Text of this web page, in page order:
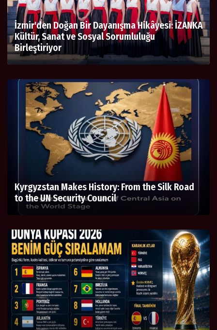
İzmir'den Doğan Bir Dayanışma Hikâyesi: İZANKA
Kültür, Sanat ve Sosyal Sorumluluğu
Birleştiriyor
Kyrgyzstan Makes History: From the Silk Road
to the UN Security Council